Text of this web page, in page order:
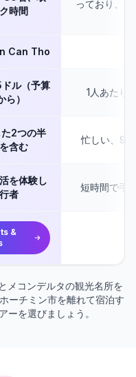
時間
っており、
Can Tho
ル（予算
）
1人あたり
2つの半
含む
忙しい、9〜
を体験し
者
短時間で手
&
メコンデルタの観光名所を
ーチミン市を離れて宿泊す
ーを選びましょう。